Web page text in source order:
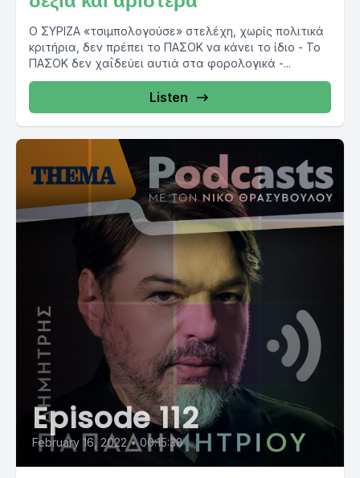
Ο ΣΥΡΙΖΑ «τσιμπολογούσε» στελέχη, χωρίς πολιτικά
κριτήρια, δεν πρέπει το ΠΑΣΟΚ να κάνει το ίδιο - Το
ΠΑΣΟΚ δεν χαΐδεύει αυτιά στα φορολογικά -...
Listen
Episode 112
February 16, 2022 • 00:15:38